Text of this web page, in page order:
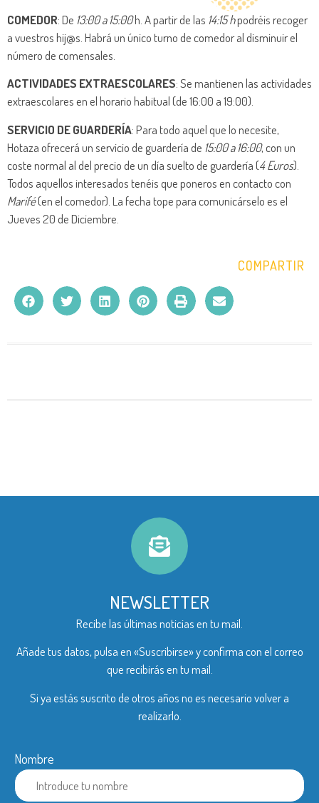
COMEDOR: De 13:00 a 15:00h. A partir de las 14:15 hpodréis recoger
a vuestros hij@s. Habrá un único turno de comedor al disminuir el
número de comensales.
ACTIVIDADES EXTRAESCOLARES: Se mantienen las actividades
extraescolares en el horario habitual (de 16:00 a 19:00).
SERVICIO DE GUARDERÍA: Para todo aquel que lo necesite,
Hotaza ofrecerá un servicio de guardería de 15:00 a 16:00, con un
coste normal al del precio de un día suelto de guardería (4 Euros).
Todos aquellos interesados tenéis que poneros en contacto con
Marifé(en el comedor). La fecha tope para comunicárselo es el
Jueves 20 de Diciembre.
COMPARTIR
NEWSLETTER
Recibe las últimas noticias en tu mail.
Añade tus datos, pulsa en «Suscribirse» y confirma con el correo
que recibirás en tu mail.
Si ya estás suscrito de otros años no es necesario volver a
realizarlo.
Nombre